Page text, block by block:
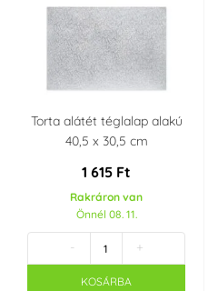
Torta alátét téglalap alakú
40,5 x 30,5 cm
1 615 Ft
Rakráron van
Önnél 08. 11.
- +
KOSÁRBA